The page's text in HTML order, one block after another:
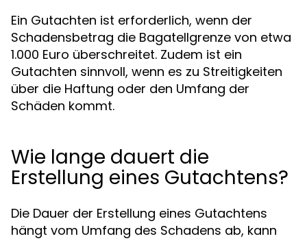
Ein Gutachten ist erforderlich, wenn der
Schadensbetrag die Bagatellgrenze von etwa
1.000 Euro überschreitet. Zudem ist ein
Gutachten sinnvoll, wenn es zu Streitigkeiten
über die Haftung oder den Umfang der
Schäden kommt.
Wie lange dauert die
Erstellung eines Gutachtens?
Die Dauer der Erstellung eines Gutachtens
hängt vom Umfang des Schadens ab, kann